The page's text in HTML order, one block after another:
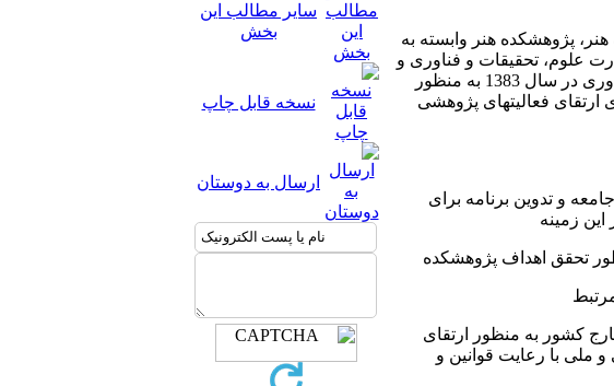
پژوهشکده هنر وابسته به
علوم، تحقیقات و فناوری و
طبق قانون اهداف، وظایف و تشکیلات وزارت علوم، تحقیقات و فناوری در سال 1383 به منظور
فعالیتهای پژوهشی
و تدوین برنامه برای
زمینه
کشور به منظور ارتقای
ملی با رعایت قوانین و
سایر مطالب این
بخش
نسخه قابل چاپ
ارسال به دوستان